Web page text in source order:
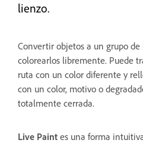
lienzo.
Convertir objetos a un grupo de
colorearlos libremente. Puede
ruta con un color diferente y
con un color, motivo o
totalmente cerrada.
Live Paint es una forma